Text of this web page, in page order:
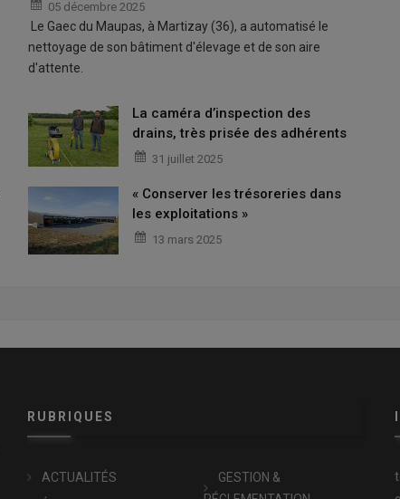
05 décembre 2025
Le Gaec du Maupas, à Martizay (36), a automatisé le
nettoyage de son bâtiment d'élevage et de son aire
d'attente.
La caméra d’inspection des
drains, très prisée des adhérents
31 juillet 2025
« Conserver les trésoreries dans
les exploitations »
13 mars 2025
RUBRIQUES
ACTUALITÉS
GESTION &